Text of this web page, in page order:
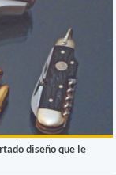
diseño que le